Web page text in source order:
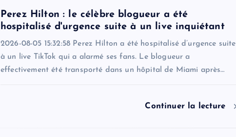
Perez Hilton : le célèbre blogueur a été
hospitalisé d'urgence suite à un live inquiétant
2026-08-05 15:32:58 Perez Hilton a été hospitalisé d’urgence suite
à un live TikTok qui a alarmé ses fans. Le blogueur a
effectivement été transporté dans un hôpital de Miami après…
Continuer la lecture